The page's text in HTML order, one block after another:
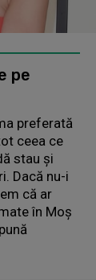
pe
preferată
ceea ce
stau şi
Dacă nu-i
că ar
în Moş